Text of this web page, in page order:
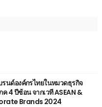
นด์องค์กรไทยในหมวดธุรกิจ
4 ปีซ้อน จากเวที ASEAN &
Brands 2024